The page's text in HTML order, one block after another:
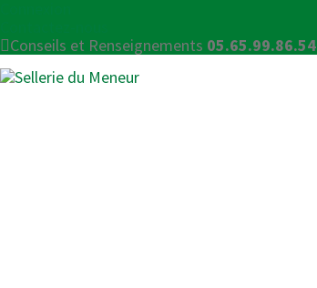
Conseils et Renseignements 05.65.99.86.54